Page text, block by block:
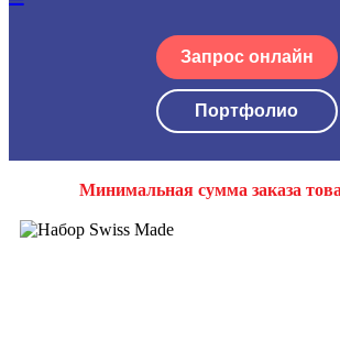
Запрос онлайн
Портфолио
Минимальная сумма заказа